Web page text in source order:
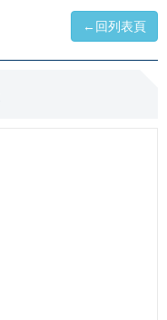
←回列表頁